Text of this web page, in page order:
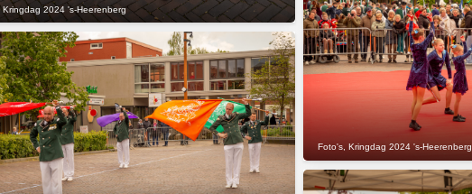
,Kringdag 2024 's-Heerenberg
Foto's,Kringdag 2024 's-Heerenberg